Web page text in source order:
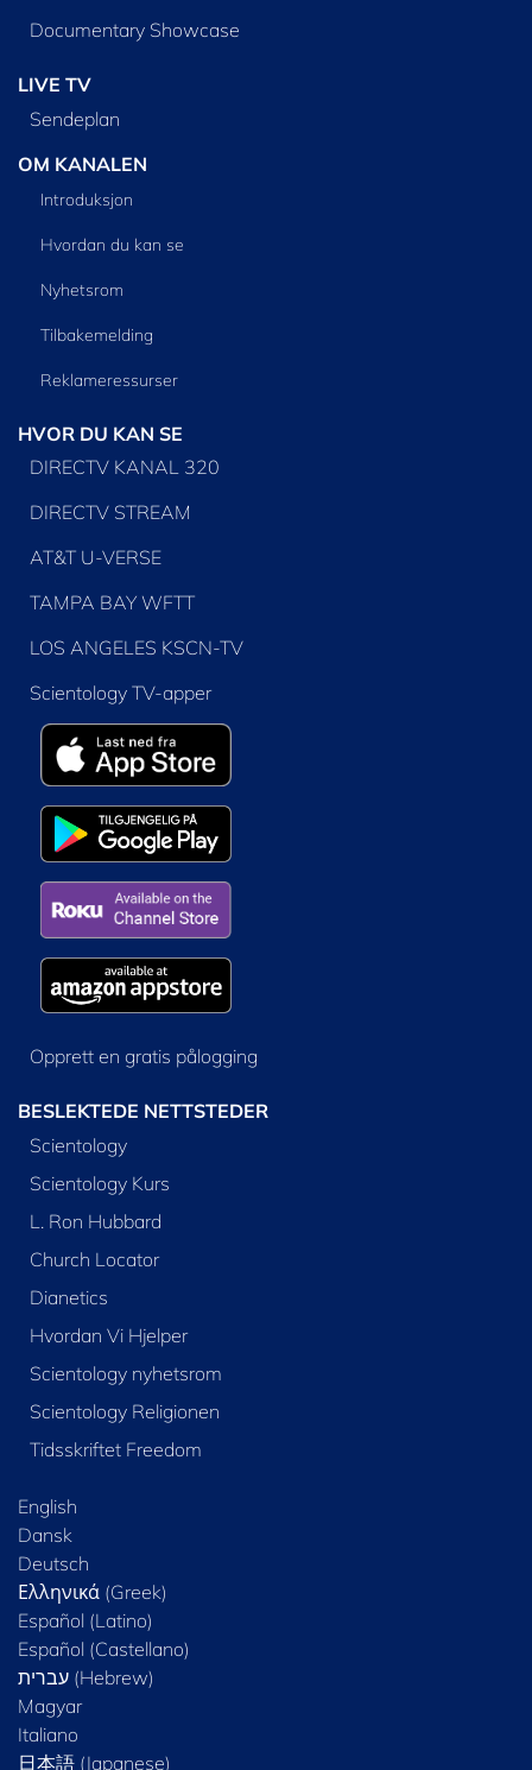
Documentary Showcase
LIVE TV
Sendeplan
OM KANALEN
Introduksjon
Hvordan du kan se
Nyhetsrom
Tilbakemelding
Reklameressurser
HVOR DU KAN SE
DIRECTV KANAL 320
DIRECTV STREAM
AT&T U-VERSE
TAMPA BAY WFTT
LOS ANGELES KSCN-TV
Scientology TV-apper
Opprett en gratis pålogging
BESLEKTEDE NETTSTEDER
Scientology
Scientology Kurs
L. Ron Hubbard
Church Locator
Dianetics
Hvordan Vi Hjelper
Scientology nyhetsrom
Scientology Religionen
Tidsskriftet Freedom
English
Dansk
Deutsch
Ελληνικά (Greek)
Español (Latino)
Español (Castellano)
Magyar
Italiano
日本語 (Japanese)